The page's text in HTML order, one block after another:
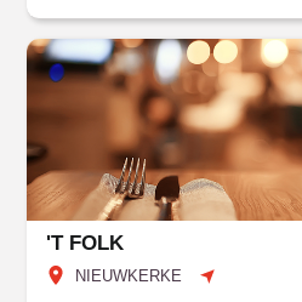
'T FOLK
NIEUWKERKE